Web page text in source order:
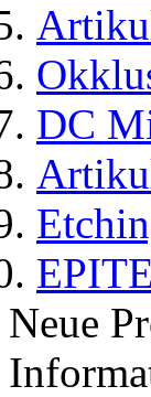
DC
Neue